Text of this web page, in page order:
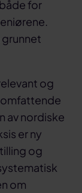
for
og
av nordiske
er ny
og
om